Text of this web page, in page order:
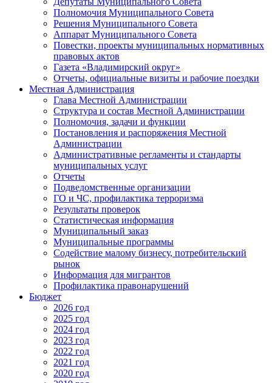
Полномочия Муниципального Совета
Решения Муниципального Совета
Аппарат Муниципального Совета
Повестки, проекты муниципальных нормативных
правовых актов
Газета «Владимирский округ»
Отчеты, официальные визиты и рабочие поездки
Местная Администрация
Глава Местной Администрации
Структура и состав Местной Администрации
Полномочия, задачи и функции
Постановления и распоряжения Местной
Администрации
Административные регламенты и стандарты
муниципальных услуг
Отчеты
Подведомственные организации
ГО и ЧС, профилактика терроризма
Результаты проверок
Статистическая информация
Муниципальный заказ
Муниципальные программы
Содействие малому бизнесу, потребительский
рынок
Информация для мигрантов
Профилактика правонарушений
Бюджет
2026 год
2025 год
2024 год
2023 год
2022 год
2021 год
2020 год